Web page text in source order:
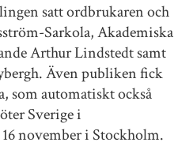
satt ordbrukaren och
Sarkola, Akademiska
Arthur Lindstedt samt
Även publiken fick
som automatiskt också
Sverige i
november i Stockholm.